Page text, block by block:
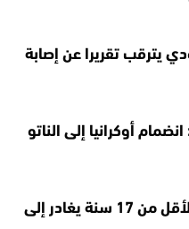
يترقب تقريرا عن إصابة
انضمام أوكرانيا إلى الناتو
المنتخب الوطني لأقل من 17 سنة يغادر إلى